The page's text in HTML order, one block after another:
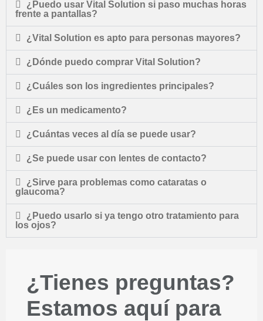
¿Puedo usar Vital Solution si paso muchas horas
frente a pantallas?
¿Vital Solution es apto para personas mayores?
¿Dónde puedo comprar Vital Solution?
¿Cuáles son los ingredientes principales?
¿Es un medicamento?
¿Cuántas veces al día se puede usar?
¿Se puede usar con lentes de contacto?
¿Sirve para problemas como cataratas o
glaucoma?
¿Puedo usarlo si ya tengo otro tratamiento para
los ojos?
¿Tienes preguntas?
Estamos aquí para